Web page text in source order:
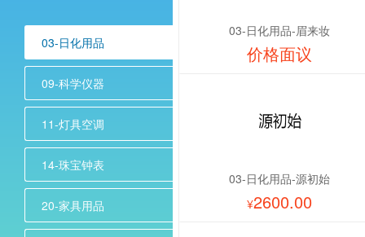
03-日化用品
09-科学仪器
11-灯具空调
14-珠宝钟表
20-家具用品
03-日化用品-眉来妆
价格面议
03-日化用品-源初始
¥2600.00